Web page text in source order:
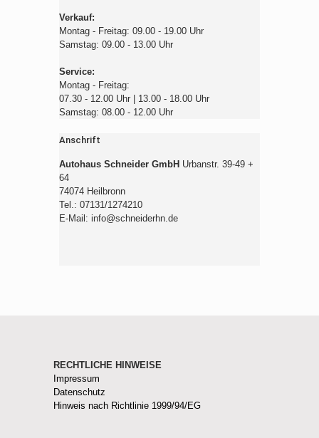
Verkauf:
Montag - Freitag: 09.00 - 19.00 Uhr
Samstag: 09.00 - 13.00 Uhr
Service:
Montag - Freitag:
07.30 - 12.00 Uhr | 13.00 - 18.00 Uhr
Samstag: 08.00 - 12.00 Uhr
Anschrift
Autohaus Schneider GmbH Urbanstr. 39-49 +
64
74074 Heilbronn
Tel.: 07131/1274210
E-Mail: info@schneiderhn.de
RECHTLICHE HINWEISE
Impressum
Datenschutz
Hinweis nach Richtlinie 1999/94/EG